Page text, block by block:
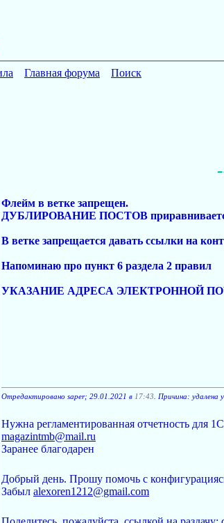
Главная форума Поиск
Флейм в ветке запрещен.
ДУБЛИРОВАНИЕ ПОСТОВ
В ветке запрещается давать ссылки на
Напоминаю про пункт 6 раздела 2 правил
УКАЗАНИЕ АДРЕСА ЭЛЕКТРОННОЙ
Отредактировано saper; 29.01.2021 в 17:43 . Причина: удалена
Нужна регламентированная отчетность для
magazintmb@mail.ru
Заранее благодарен
Добрый день. Прошу помочь с
Забыл alexoren1212@gmail.com